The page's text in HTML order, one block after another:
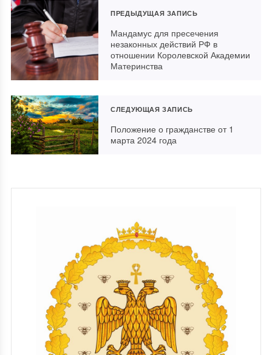
ПРЕДЫДУЩАЯ ЗАПИСЬ
Мандамус для пресечения
незаконных действий РФ в
отношении Королевской Академии
Материнства
СЛЕДУЮЩАЯ ЗАПИСЬ
Положение о гражданстве от 1
марта 2024 года